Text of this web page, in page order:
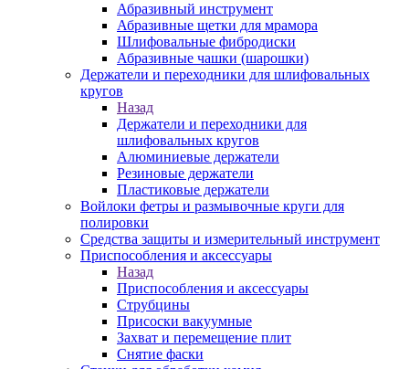
Абразивный инструмент
Абразивные щетки для мрамора
Шлифовальные фибродиски
Абразивные чашки (шарошки)
Держатели и переходники для шлифовальных
кругов
Назад
Держатели и переходники для
шлифовальных кругов
Алюминиевые держатели
Резиновые держатели
Пластиковые держатели
Войлоки фетры и размывочные круги для
полировки
Средства защиты и измерительный инструмент
Приспособления и аксессуары
Назад
Приспособления и аксессуары
Струбцины
Присоски вакуумные
Захват и перемещение плит
Снятие фаски